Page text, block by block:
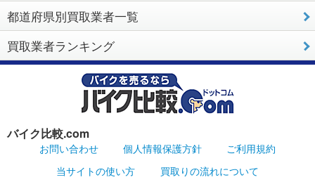
都道府県別買取業者一覧
買取業者ランキング
バイク比較.com
お問い合わせ 個人情報保護方針
ご利用規約
当サイトの使い方
買取りの流れについて